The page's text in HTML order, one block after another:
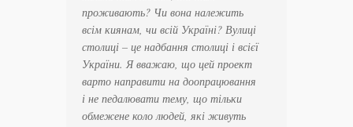
проживають? Чи вона належить
всім киянам, чи всій Україні? Вулиці
столиці – це надбання столиці і всієї
України. Я вважаю, що цей проект
варто направити на доопрацювання
і не педалювати тему, що тільки
обмежене коло людей, які живуть